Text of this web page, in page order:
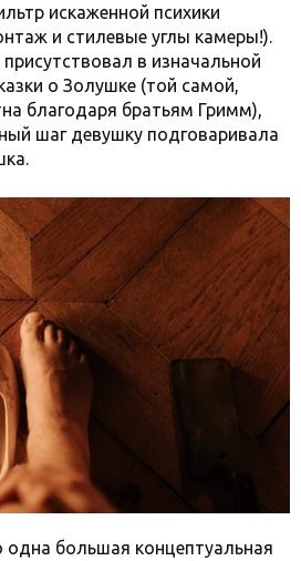
искаженной психики
и стилевые углы камеры!).
в изначальной
о Золушке (той самой,
благодаря братьям Гримм),
шаг девушку подговаривала
одна большая концептуальная